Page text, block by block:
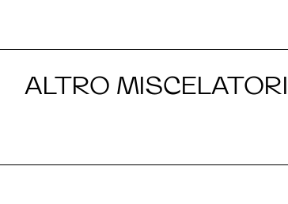
ALTRO MISCELATORI